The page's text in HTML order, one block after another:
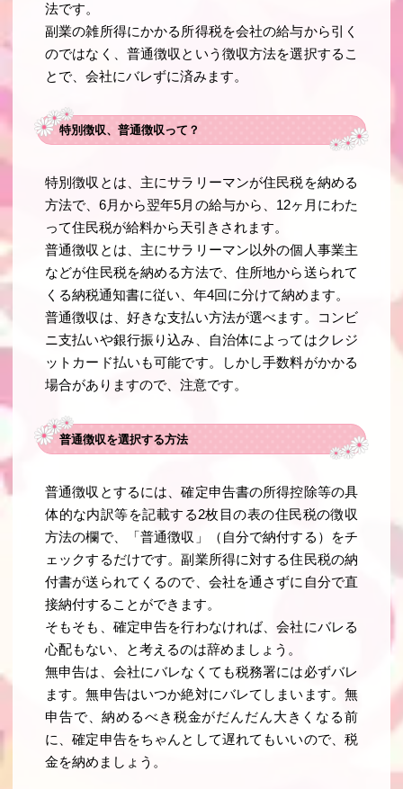
法です。
副業の雑所得にかかる所得税を会社の給与から引く
のではなく、普通徴収という徴収方法を選択するこ
とで、会社にバレずに済みます。
特別徴収、普通徴収って？
特別徴収とは、主にサラリーマンが住民税を納める
方法で、6月から翌年5月の給与から、12ヶ月にわた
って住民税が給料から天引きされます。
普通徴収とは、主にサラリーマン以外の個人事業主
などが住民税を納める方法で、住所地から送られて
くる納税通知書に従い、年4回に分けて納めます。
普通徴収は、好きな支払い方法が選べます。コンビ
ニ支払いや銀行振り込み、自治体によってはクレジ
ットカード払いも可能です。しかし手数料がかかる
場合がありますので、注意です。
普通徴収を選択する方法
普通徴収とするには、確定申告書の所得控除等の具
体的な内訳等を記載する2枚目の表の住民税の徴収
方法の欄で、「普通徴収」（自分で納付する）をチ
ェックするだけです。副業所得に対する住民税の納
付書が送られてくるので、会社を通さずに自分で直
接納付することができます。
そもそも、確定申告を行わなければ、会社にバレる
心配もない、と考えるのは辞めましょう。
無申告は、会社にバレなくても税務署には必ずバレ
ます。無申告はいつか絶対にバレてしまいます。無
申告で、納めるべき税金がだんだん大きくなる前
に、確定申告をちゃんとして遅れてもいいので、税
金を納めましょう。